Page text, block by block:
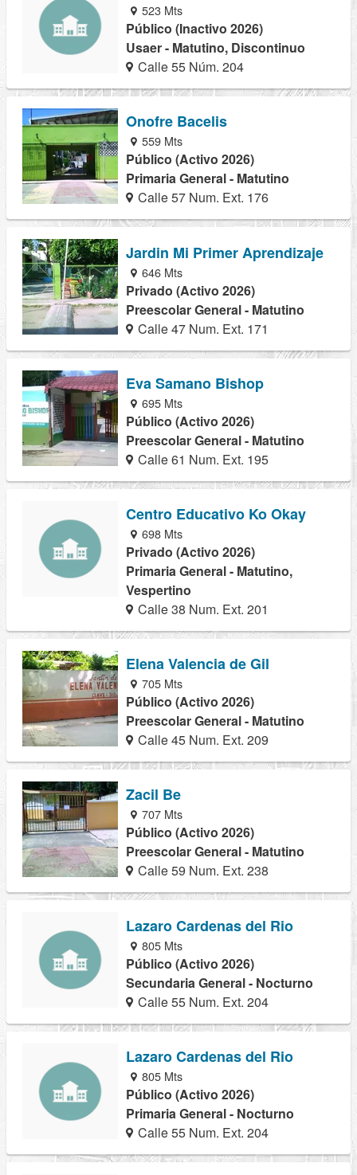
523 Mts
Público (Inactivo 2026)
Usaer - Matutino, Discontinuo
Calle 55 Núm. 204
Onofre Bacelis
559 Mts
Público (Activo 2026)
Primaria General - Matutino
Calle 57 Num. Ext. 176
Jardin Mi Primer Aprendizaje
646 Mts
Privado (Activo 2026)
Preescolar General - Matutino
Calle 47 Num. Ext. 171
Eva Samano Bishop
695 Mts
Público (Activo 2026)
Preescolar General - Matutino
Calle 61 Num. Ext. 195
Centro Educativo Ko Okay
698 Mts
Privado (Activo 2026)
Primaria General - Matutino,
Vespertino
Calle 38 Num. Ext. 201
Elena Valencia de Gil
705 Mts
Público (Activo 2026)
Preescolar General - Matutino
Calle 45 Num. Ext. 209
Zacil Be
707 Mts
Público (Activo 2026)
Preescolar General - Matutino
Calle 59 Num. Ext. 238
Lazaro Cardenas del Rio
805 Mts
Público (Activo 2026)
Secundaria General - Nocturno
Calle 55 Num. Ext. 204
Lazaro Cardenas del Rio
805 Mts
Público (Activo 2026)
Primaria General - Nocturno
Calle 55 Num. Ext. 204